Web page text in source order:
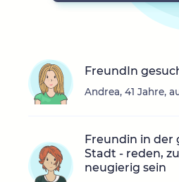
FreundIn
Andrea, 41 Jahre,
Freundin in der
Stadt - reden,
neugierig sein